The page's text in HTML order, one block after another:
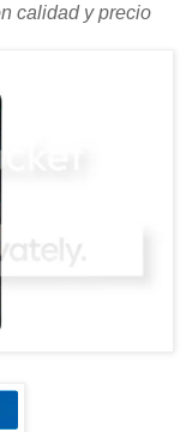
calidad y precio